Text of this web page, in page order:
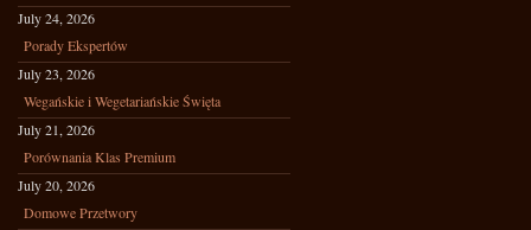
July 24, 2026
Porady Ekspertów
July 23, 2026
Wegańskie i Wegetariańskie Święta
July 21, 2026
Porównania Klas Premium
July 20, 2026
Domowe Przetwory